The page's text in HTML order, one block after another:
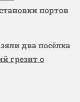
портов
два посёлка
грезит о